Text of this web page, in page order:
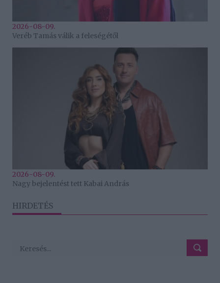
2026-08-09.
Veréb Tamás válik a feleségétől
2026-08-09.
Nagy bejelentést tett Kabai András
HIRDETÉS